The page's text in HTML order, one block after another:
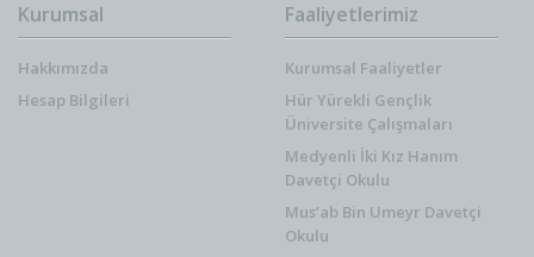
Kurumsal
Hakkımızda
Hesap Bilgileri
Faaliyetlerimiz
Kurumsal Faaliyetler
Hür Yürekli Gençlik
Üniversite Çalışmaları
Medyenli İki Kız Hanım
Davetçi Okulu
Mus’ab Bin Umeyr Davetçi
Okulu